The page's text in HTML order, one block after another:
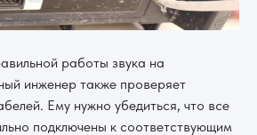
работы звука на
инженер также проверяет
Ему нужно убедиться, что все
подключены к соответствующим